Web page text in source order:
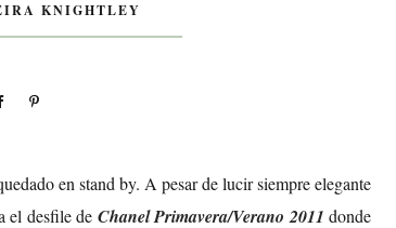
KNIGHTLEY
en stand by. A pesar de lucir siempre elegante
el desfile de Chanel Primavera/Verano 2011 donde